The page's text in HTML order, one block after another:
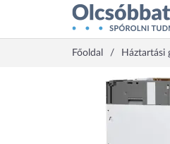
Főoldal Háztartási